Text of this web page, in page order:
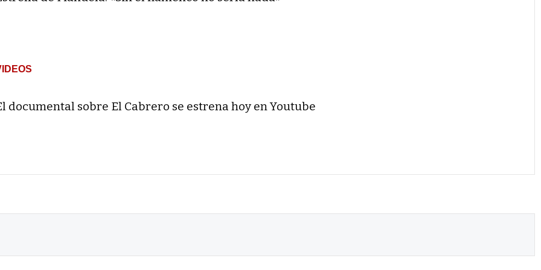
documental sobre El Cabrero se estrena hoy en Youtube